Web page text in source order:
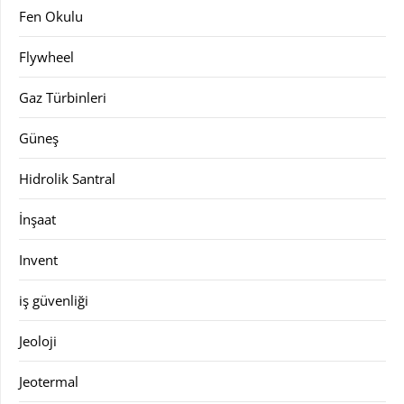
Fen Okulu
Flywheel
Gaz Türbinleri
Güneş
Hidrolik Santral
İnşaat
Invent
iş güvenliği
Jeoloji
Jeotermal